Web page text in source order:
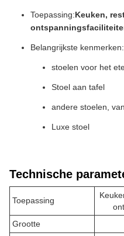
Toepassing:Keuken,
Belangrijkste kenmerken:
stoelen voor het
Stoel aan tafel
andere stoelen,
Luxe stoel
Technische
Toepassing
Grootte